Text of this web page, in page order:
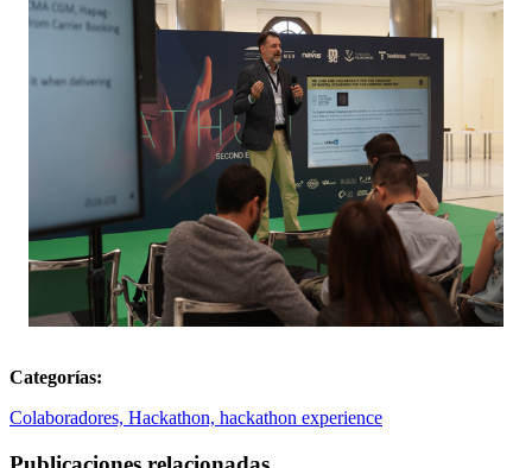
Categorías:
Colaboradores, Hackathon, hackathon experience